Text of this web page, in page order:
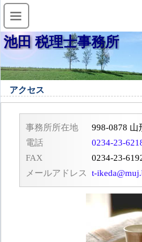
池田 税理士事務所
アクセス
事務所所在地
998-0878 山
電話
0234-23-
FAX
0234-23-
メールアドレス
t-